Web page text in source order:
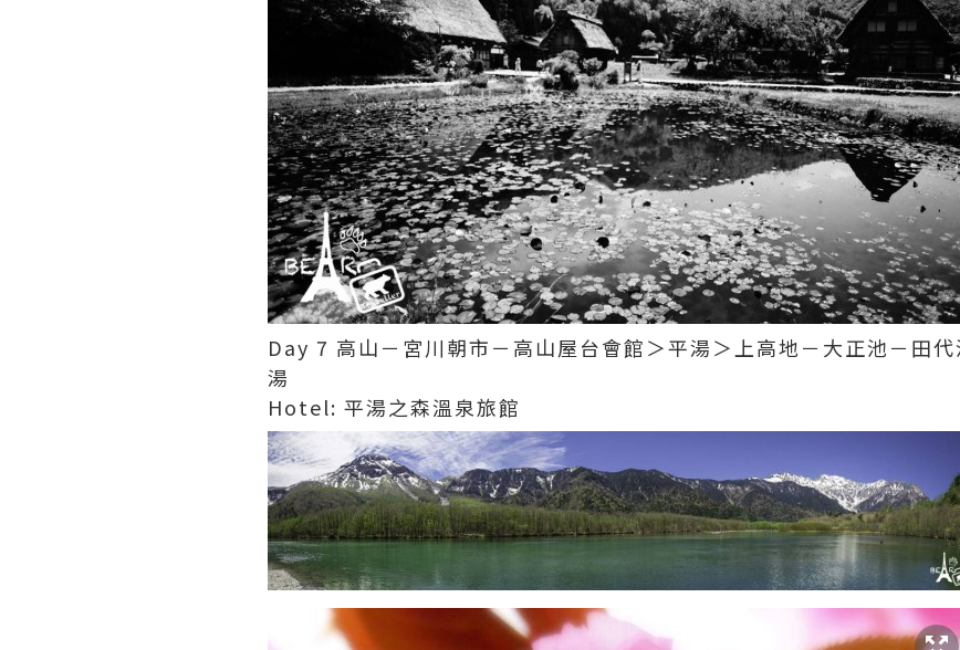
Day 7 高山－宮川朝市－高山屋台會館＞平湯＞上高地－大正池－田
湯
Hotel: 平湯之森溫泉旅館